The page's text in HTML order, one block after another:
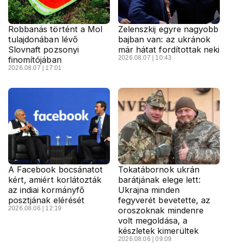
Robbanás történt a Mol
tulajdonában lévő
Slovnaft pozsonyi
finomítójában
2026.08.07 | 17:01
Zelenszkij egyre nagyobb
bajban van: az ukránok
már hátat fordítottak neki
2026.08.07 | 10:43
A Facebook bocsánatot
kért, amiért korlátozták
az indiai kormányfő
posztjának elérését
2026.08.06 | 12:19
Tokatábornok ukrán
barátjának elege lett:
Ukrajna minden
fegyverét bevetette, az
oroszoknak mindenre
volt megoldása, a
készletek kimerültek
2026.08.06 | 09:09